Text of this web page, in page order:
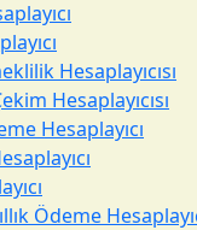
Hesaplayıcısı
Hesaplayıcısı
Hesaplayıcı
Ödeme